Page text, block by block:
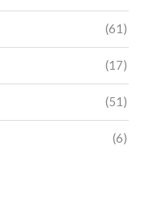
(61)
(17)
(51)
(6)